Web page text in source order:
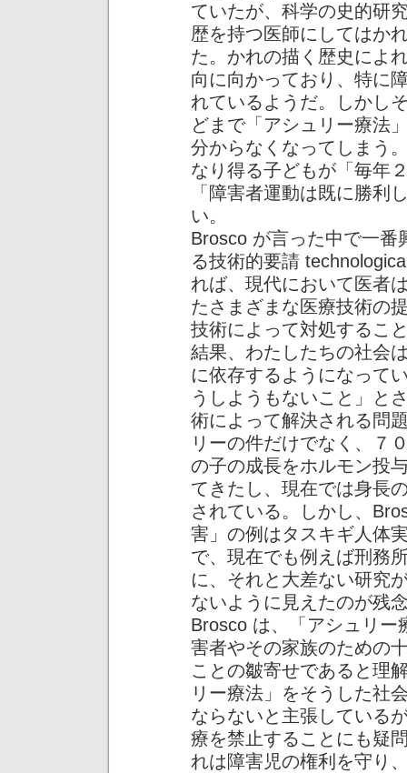
ていたが、科学の史的研
歴を持つ医師にしてはか
た。かれの描く歴史によ
向に向かっており、特に
れているようだ。しかし
どまで「アシュリー療法
分からなくなってしまう
なり得る子どもが「毎年
「障害者運動は既に勝利
い。
Brosco が言った中で一番
る技術的要請
れば、現代において医者
たさまざまな医療技術の
技術によって対処するこ
結果、わたしたちの社会
に依存するようになって
うしようもないこと」と
術によって解決される問
リーの件だけでなく、７
の子の成長をホルモン投
てきたし、現在では身長
されている。しかし、
害」の例はタスキギ人体
で、現在でも例えば刑務
に、それと大差ない研究
ないように見えたのが残
Brosco は、「アシュリー
害者やその家族のための
ことの皺寄せであると理
リー療法」をそうした社
ならないと主張している
療を禁止することにも疑
れは障害児の権利を守り